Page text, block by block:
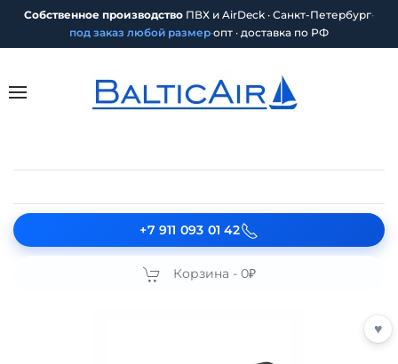
Собственное производство ПВХ и AirDeck · Санкт-Петербург·
под заказ любой размер·опт · доставка по РФ
+7 911 093 01 42
Корзина - 0₽
♥